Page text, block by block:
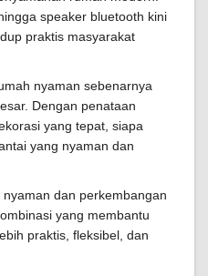
speaker bluetooth kini
praktis masyarakat
nyaman sebenarnya
Dengan penataan
yang tepat, siapa
yang nyaman dan
dan perkembangan
yang membantu
praktis, fleksibel, dan